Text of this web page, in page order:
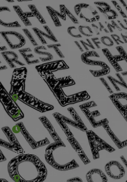
Sede Barra Mansa
Rua Rio Branco, nº107
(24) 3323-2848 ou (24)
De segunda à sexta-feira
Sede Campestre:
Estrada Governador